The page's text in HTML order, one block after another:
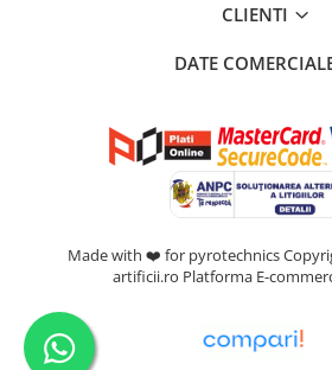
CLIENTI
DATE
Made with ❤️ for pyrotechnics
artificii.ro Platforma E-